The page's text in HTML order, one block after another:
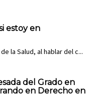
estoy en
la Salud, al hablar del c...
del Grado en
en Derecho en